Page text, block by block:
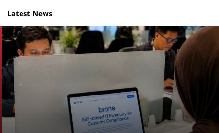
Latest News